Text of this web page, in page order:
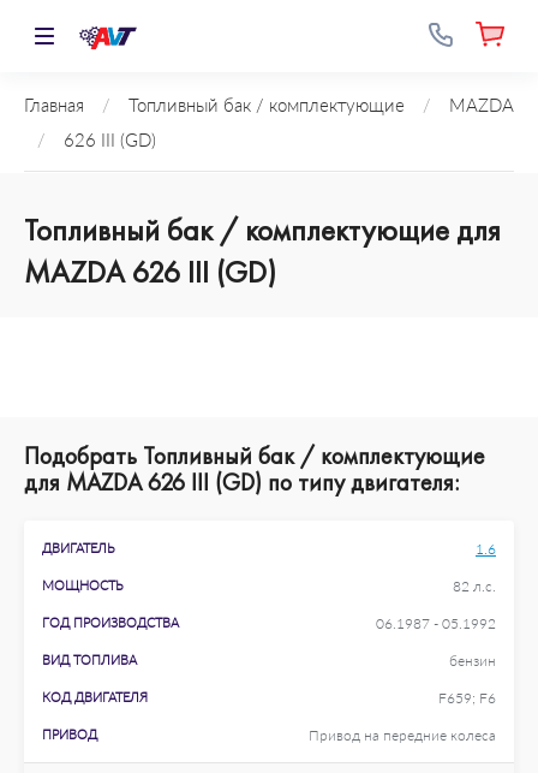
Главная / Топливный бак / комплектующие /
MAZDA
/
626 III (GD)
Топливный бак / комплектующие для
MAZDA 626 III (GD)
Подобрать Топливный бак / комплектующие
для MAZDA 626 III (GD) по типу двигателя:
ДВИГАТЕЛЬ 1.6
МОЩНОСТЬ 82 л.с.
ГОД ПРОИЗВОДСТВА 06.1987 - 05.1992
ВИД ТОПЛИВА бензин
КОД ДВИГАТЕЛЯ F659; F6
ПРИВОД Привод на передние колеса